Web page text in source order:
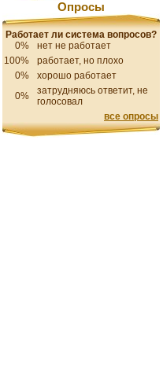
Опросы
Работает ли система вопросов?
0%
нет не работает
100%
работает, но плохо
0%
хорошо работает
0%
затрудняюсь ответит, не
голосовал
все опросы